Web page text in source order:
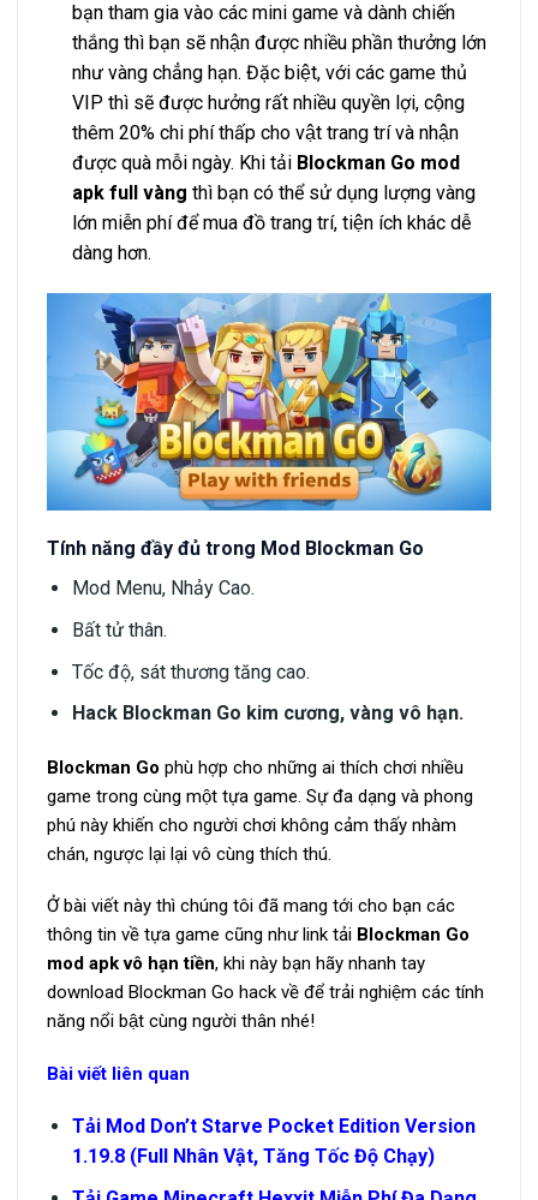
bạn tham gia vào các mini game và dành chiến
thắng thì bạn sẽ nhận được nhiều phần thưởng lớn
như vàng chẳng hạn. Đặc biệt, với các game thủ
VIP thì sẽ được hưởng rất nhiều quyền lợi, cộng
thêm 20% chi phí thấp cho vật trang trí và nhận
được quà mỗi ngày. Khi tảiBlockman Go mod
apk full vàng thì bạn có thể sử dụng lượng vàng
lớn miễn phí để mua đồ trang trí, tiện ích khác dễ
dàng hơn.
Tính năng đầy đủ trong Mod Blockman Go
Mod Menu, Nhảy Cao.
Bất tử thân.
Tốc độ, sát thương tăng cao.
Hack Blockman Go kim cương, vàng vô hạn.
Blockman Go phù hợp cho những ai thích chơi nhiều
game trong cùng một tựa game. Sự đa dạng và phong
phú này khiến cho người chơi không cảm thấy nhàm
chán, ngược lại lại vô cùng thích thú.
Ở bài viết này thì chúng tôi đã mang tới cho bạn các
thông tin về tựa game cũng như link tải Blockman Go
mod apk vô hạn tiền, khi này bạn hãy nhanh tay
download Blockman Go hack về để trải nghiệm các tính
năng nổi bật cùng người thân nhé!
Bài viết liên quan
Tải Mod Don’t Starve Pocket Edition Version
1.19.8 (Full Nhân Vật, Tăng Tốc Độ Chạy)